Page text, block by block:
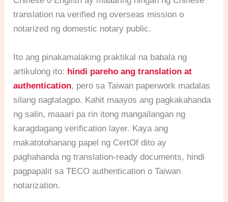
translation na verified ng overseas mission o
notarized ng domestic notary public.
Ito ang pinakamalaking praktikal na babala ng
artikulong ito: hindi pareho ang translation at
authentication, pero sa Taiwan paperwork madalas
silang nagtatagpo. Kahit maayos ang pagkakahanda
ng salin, maaari pa rin itong mangailangan ng
karagdagang verification layer. Kaya ang
makatotohanang papel ng CertOf dito ay
paghahanda ng translation-ready documents, hindi
pagpapalit sa TECO authentication o Taiwan
notarization.